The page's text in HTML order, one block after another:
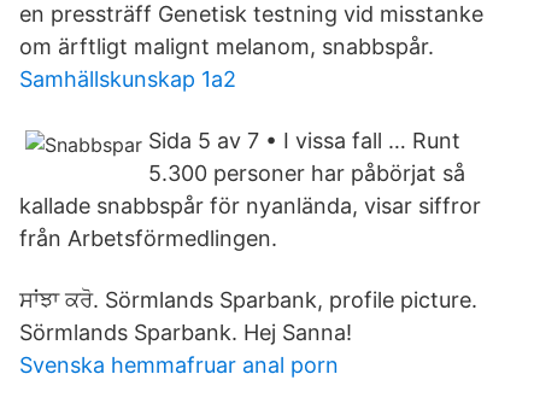
en pressträff Genetisk testning vid misstanke
om ärftligt malignt melanom, snabbspår.
Samhällskunskap 1a2
Sida 5 av 7 • I vissa fall … Runt
5.300 personer har påbörjat så
kallade snabbspår för nyanlända, visar siffror
från Arbetsförmedlingen.
ਸਾਂਝਾ ਕਰੋ. Sörmlands Sparbank, profile picture.
Sörmlands Sparbank. Hej Sanna!
Svenska hemmafruar anal porn